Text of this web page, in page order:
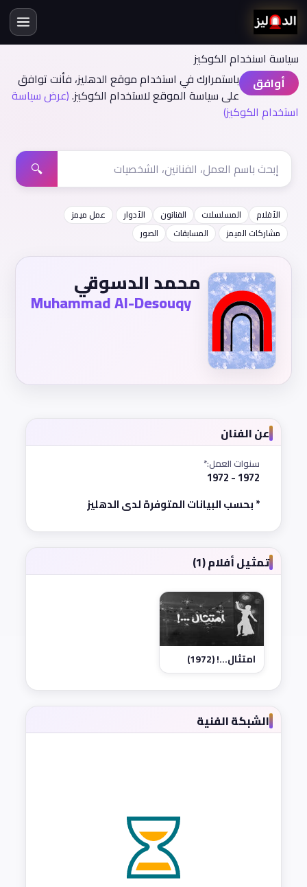
سياسة اسنخدام الكوكيز
أوافق
باستمرارك في استخدام موقع الدهليز، فأنت توافق
على سياسة الموقع لاستخدام الكوكيز.(عرض سياسة
استخدام الكوكيز)
🔍
الأفلام المسلسلات الفنانون الأدوار
عمل ميمز
مشاركات الميمز
المسابقات الصور
محمد الدسوقي
Muhammad Al-Desouqy
عن الفنان
سنوات العمل:*
1972 - 1972
* بحسب البيانات المتوفرة لدى الدهليز
تمثيل أفلام (1)
امتثال...! (1972)
الشبكة الفنية